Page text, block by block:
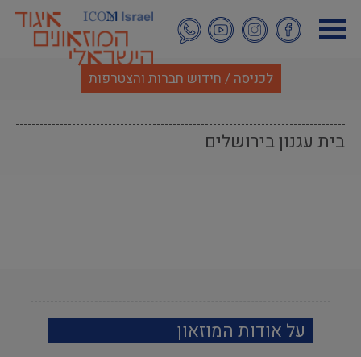
לתוכן
העיקרי
לכניסה / חידוש חברות והצטרפות
בית עגנון בירושלים
על אודות המוזאון